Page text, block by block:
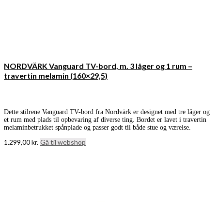
NORDVÄRK Vanguard TV-bord, m. 3 låger og 1 rum –
travertin melamin (160×29,5)
Dette stilrene Vanguard TV-bord fra Nordvärk er designet med tre låger og
et rum med plads til opbevaring af diverse ting. Bordet er lavet i travertin
melaminbetrukket spånplade og passer godt til både stue og værelse.
1.299,00kr. Gå til webshop